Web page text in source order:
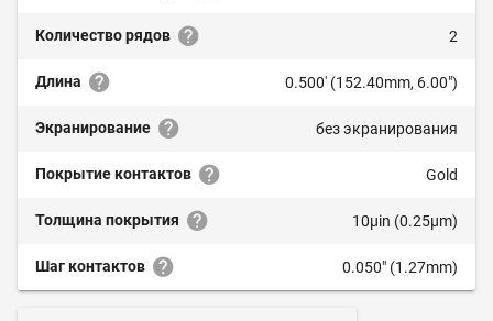
Количество рядов 2
Длина 0.500' (152.40mm, 6.00")
Экранирование без экранирования
Покрытие контактов Gold
Толщина покрытия 10µin (0.25µm)
Шаг контактов 0.050" (1.27mm)